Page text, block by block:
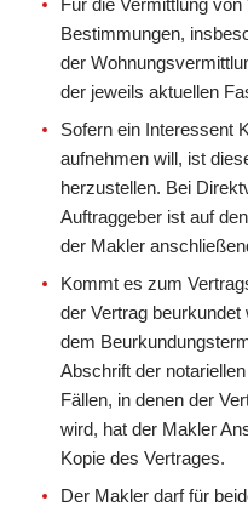
Für die Vermittlung
Bestimmungen,
der
der jeweils aktuellen
Sofern ein Interessent
aufnehmen will, ist
herzustellen. Bei
Auftraggeber ist auf
der Makler
Kommt es zum
der Vertrag beurkundet
dem
Abschrift der
Fällen, in denen der
wird, hat der Makler
Kopie des Vertrages.
Der Makler darf für